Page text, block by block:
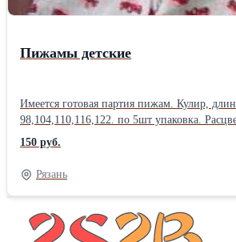
Пижамы детские
Имеется готовая партия пижам. Кулир,
98,104,110,116,122. по 5шт упаковка.
разная, основное на мальчика, некоторые
300шт.( с мелочью, 315 где то). Доставим до
прилагаю.
150 руб.
Рязань